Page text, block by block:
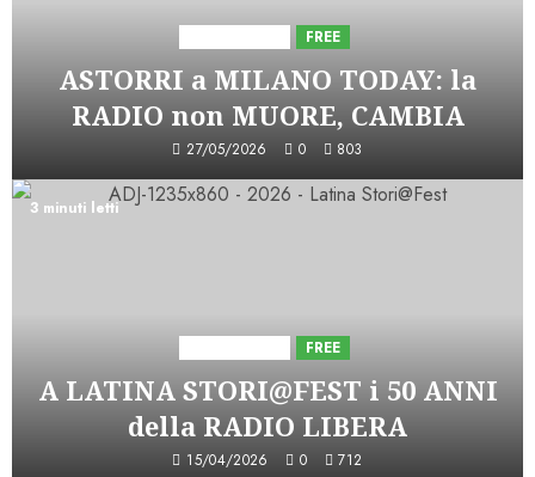
FREE
ASTORRI a MILANO TODAY: la
RADIO non MUORE, CAMBIA
27/05/2026 0 803
3 minuti letti
FREE
A LATINA STORI@FEST i 50 ANNI
della RADIO LIBERA
15/04/2026 0 712